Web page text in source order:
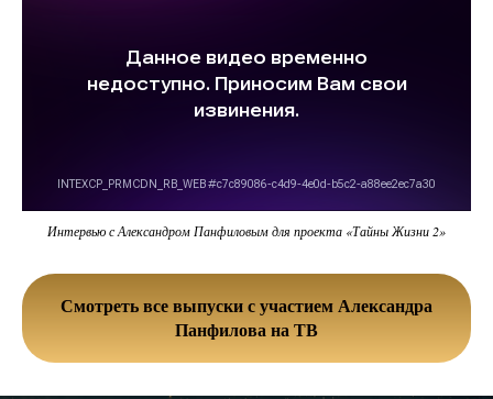
Интервью с Александром Панфиловым для проекта «Тайны Жизни 2»
Смотреть все выпуски с участием Александра
Панфилова на ТВ